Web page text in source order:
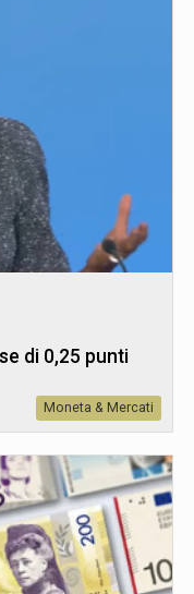
di 0,25 punti
Moneta & Mercati